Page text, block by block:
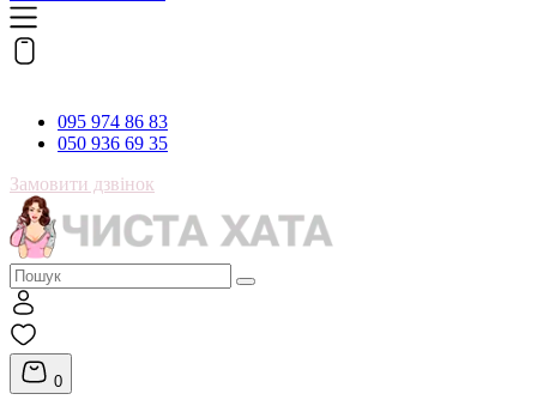
095 974 86 83
050 936 69 35
Замовити дзвінок
0